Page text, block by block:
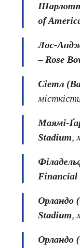
Шарлотт
of
Лос-
– Rose
Сіетл
Маямі-
Stadium,
Financial
Орландо
Stadium,
Орландо